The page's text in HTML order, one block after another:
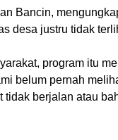
Bancin,
desa justru tidak
program itu
belum pernah
tidak berjalan atau